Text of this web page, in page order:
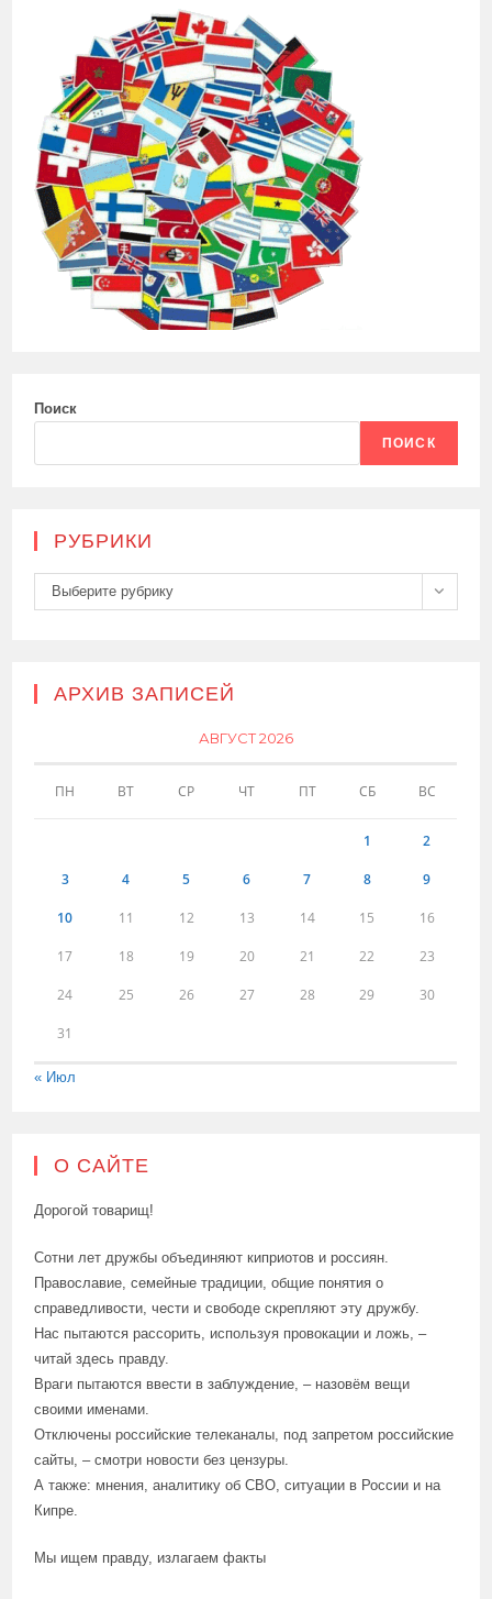
Поиск
ПОИСК
РУБРИКИ
Рубрики
Выберите рубрику
АРХИВ ЗАПИСЕЙ
АВГУСТ 2026
ПН ВТ СР ЧТ ПТ СБ ВС
1 2
3 4 5 6 7 8 9
10 11 12 13 14 15 16
17 18 19 20 21 22 23
24 25 26 27 28 29 30
31
« Июл
О САЙТЕ
Дорогой товарищ!
Сотни лет дружбы объединяют киприотов и россиян.
Православие, семейные традиции, общие понятия о
справедливости, чести и свободе скрепляют эту дружбу.
Нас пытаются рассорить, используя провокации и ложь, –
читай здесь правду.
Враги пытаются ввести в заблуждение, – назовём вещи
своими именами.
Отключены российские телеканалы, под запретом российские
сайты, – смотри новости без цензуры.
А также: мнения, аналитику об СВО, ситуации в России и на
Кипре.
Мы ищем правду, излагаем факты